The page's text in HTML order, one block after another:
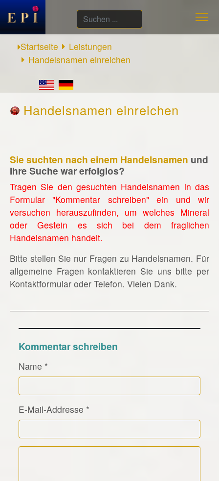
Suchen
...
Startseite
Leistungen
Handelsnamen einreichen
Handelsnamen einreichen
Sie suchten nach einem Handelsnamen und
Ihre Suche war erfolglos?
Tragen Sie den gesuchten Handelsnamen in das
Formular "Kommentar schreiben" ein und wir
versuchen herauszufinden, um welches Mineral
oder Gestein es sich bei dem fraglichen
Handelsnamen handelt.
Bitte stellen Sie nur Fragen zu Handelsnamen. Für
allgemeine Fragen kontaktieren Sie uns bitte per
Kontaktformular oder Telefon. Vielen Dank.
Kommentar schreiben
Name *
E-Mail-Addresse *
Kommentar Text